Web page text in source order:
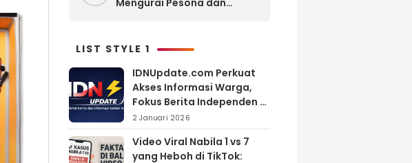
Mengurai Pesona dan
LIST STYLE 1
IDNUpdate.com Perkuat
Akses Informasi Warga,
Fokus Berita Independen di
Kabupaten Banyuasin
2 Januari 2026
Video Viral Nabila 1 vs 7
yang Heboh di TikTok: